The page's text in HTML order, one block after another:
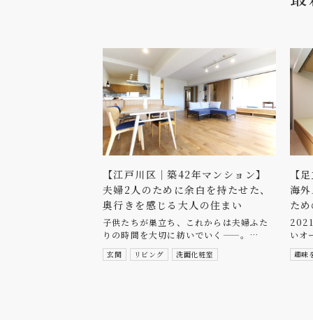
【江戸川区｜築42年マンション】
夫婦2人のために余白を持たせた、
奥行きを感じる大人の住まい
子供たちが巣立ち、これからは夫婦ふた
りの時間を大切に紡いでいく——。…
玄関 リビング 洗面化粧室
【
海
た
いオ
趣味